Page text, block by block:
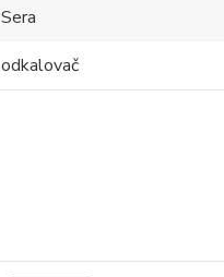
Sera
odkalovač